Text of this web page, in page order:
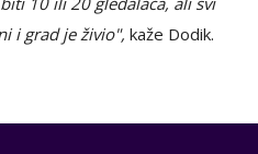
i grad je živio", kaže Dodik.